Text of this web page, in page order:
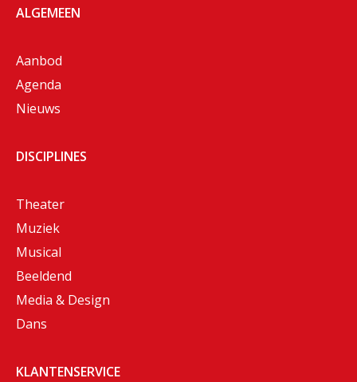
ALGEMEEN
Aanbod
Agenda
Nieuws
DISCIPLINES
Theater
Muziek
Musical
Beeldend
Media & Design
Dans
KLANTENSERVICE